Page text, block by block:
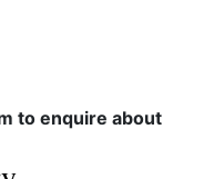
to enquire about